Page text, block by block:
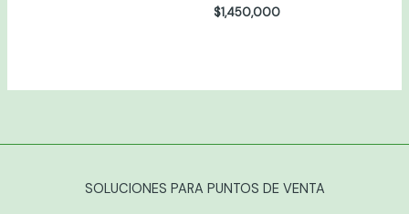
$1,450,000
SOLUCIONES PARA PUNTOS DE VENTA